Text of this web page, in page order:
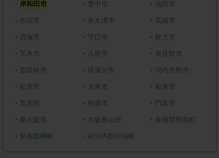
・ 岸和田市 ・ 豊中市 ・ 池田市
・ 吹田市 ・ 泉大津市 ・ 高槻市
・ 貝塚市 ・ 守口市 ・枚方市
・ 茨木市 ・ 八尾市 ・ 泉佐野市
・ 富田林市 ・ 寝屋川市 ・ 河内長野市
・ 松原市 ・ 大東市 ・ 和泉市
・ 箕面市 ・ 柏原市 ・ 門真市
・ 東大阪市 ・ 大阪狭山市 ・ 泉南郡熊取町
・ 泉南郡岬町 ・ 南河内郡河南町